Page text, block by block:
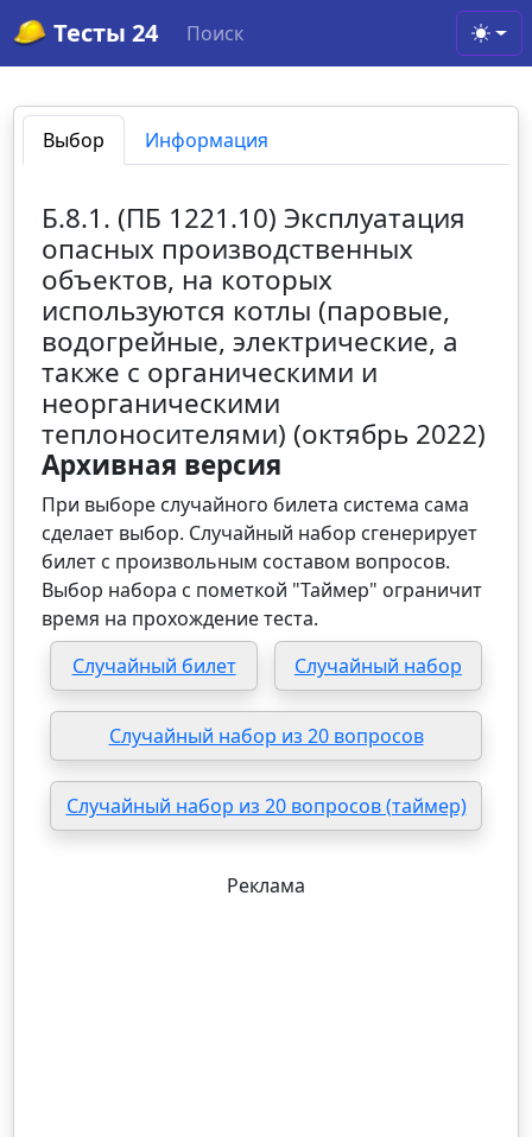
Тесты 24 Поиск
Выбор Информация
Б.8.1. (ПБ 1221.10) Эксплуатация
опасных производственных
объектов, на которых
используются котлы (паровые,
водогрейные, электрические, а
также с органическими и
неорганическими
теплоносителями) (октябрь 2022)
Архивная версия
При выборе случайного билета система сама
сделает выбор. Случайный набор сгенерирует
билет с произвольным составом вопросов.
Выбор набора с пометкой "Таймер" ограничит
время на прохождение теста.
Случайный билет
Случайный набор
Случайный набор из 20 вопросов
Случайный набор из 20 вопросов (таймер)
Реклама